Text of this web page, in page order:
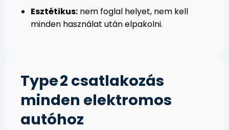
Esztétikus: nem foglal helyet, nem kell
minden használat után elpakolni.
Type 2 csatlakozás
minden elektromos
autóhoz